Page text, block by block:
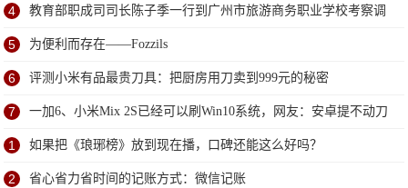
4 教育部职成司司长陈子季一行到广州市旅游商务职业学校考察调
研
5 为便利而存在——Fozzils
6 评测小米有品最贵刀具：把厨房用刀卖到999元的秘密
7 一加6、小米Mix 2S已经可以刷Win10系统，网友：安卓提不动刀
了？
1 如果把《琅琊榜》放到现在播，口碑还能这么好吗？
2 省心省力省时间的记账方式：微信记账